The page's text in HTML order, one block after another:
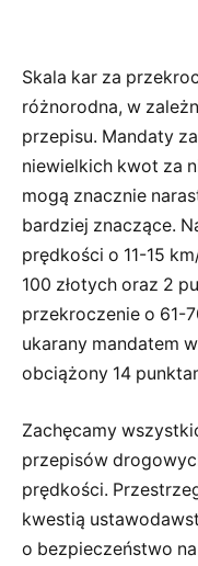
Skala kar za
różnorodna, w
przepisu. Mandaty
niewielkich kwot za
mogą znacznie
bardziej znaczące.
prędkości o 11-15
100 złotych oraz 2
przekroczenie o 61-
ukarany mandatem
obciążony 14
Zachęcamy
przepisów
prędkości.
kwestią
o bezpieczeństwo